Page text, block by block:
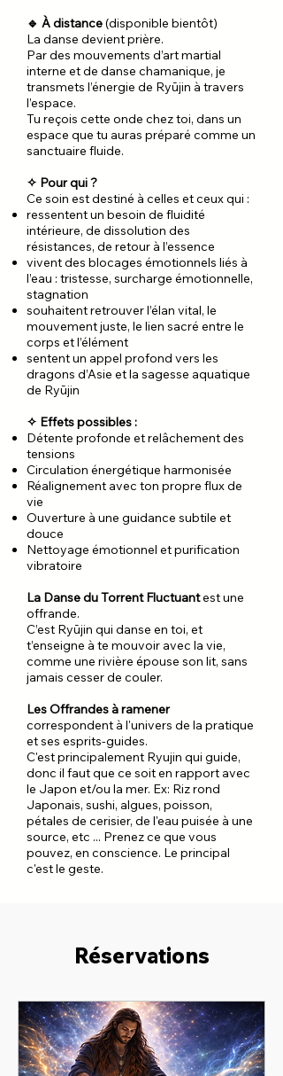
🔹 À distance(disponible bientôt)
La danse devient prière.
Par des mouvements d’art martial
interne et de danse chamanique, je
transmets l’énergie de Ryūjin à travers
l’espace.
Tu reçois cette onde chez toi, dans un
espace que tu auras préparé comme un
sanctuaire fluide.
✧ Pour qui ?
Ce soin est destiné à celles et ceux qui :
ressentent un besoin de fluidité
intérieure, de dissolution des
résistances, de retour à l’essence
vivent des blocages émotionnels liés à
l’eau : tristesse, surcharge émotionnelle,
stagnation
souhaitent retrouver l’élan vital, le
mouvement juste, le lien sacré entre le
corps et l’élément
sentent un appel profond vers les
dragons d’Asie et la sagesse aquatique
de Ryūjin
✧ Effets possibles :
Détente profonde et relâchement des
tensions
Circulation énergétique harmonisée
Réalignement avec ton propre flux de
vie
Ouverture à une guidance subtile et
douce
Nettoyage émotionnel et purification
vibratoire
La Danse du Torrent Fluctuantest une
offrande.
C’est Ryūjin qui danse en toi, et
t’enseigne à te mouvoir avec la vie,
comme une rivière épouse son lit, sans
jamais cesser de couler.
Les Offrandes à ramener
correspondent à l'univers de la pratique
et ses esprits-guides.
C'est principalement Ryujin qui guide,
donc il faut que ce soit en rapport avec
le Japon et/ou la mer. Ex: Riz rond
Japonais, sushi, algues, poisson,
pétales de cerisier, de l'eau puisée à une
source, etc ... Prenez ce que vous
pouvez, en conscience. Le principal
c'est le geste.
Réservations